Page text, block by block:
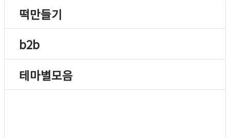
떡만들기
b2b
테마별모음